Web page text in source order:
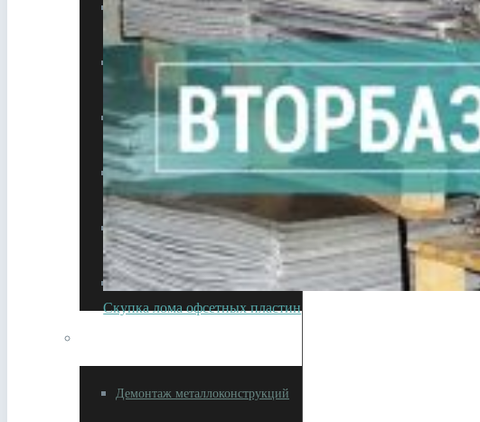
Утилизация кабеля
Утилизация оборудования
Утилизация спецтехники
Утилизация цветмета
Утилизация чермета
Сдать HDD жесткие диски
Демонтаж металлоконструкций
Скупка лома офсетных пластин